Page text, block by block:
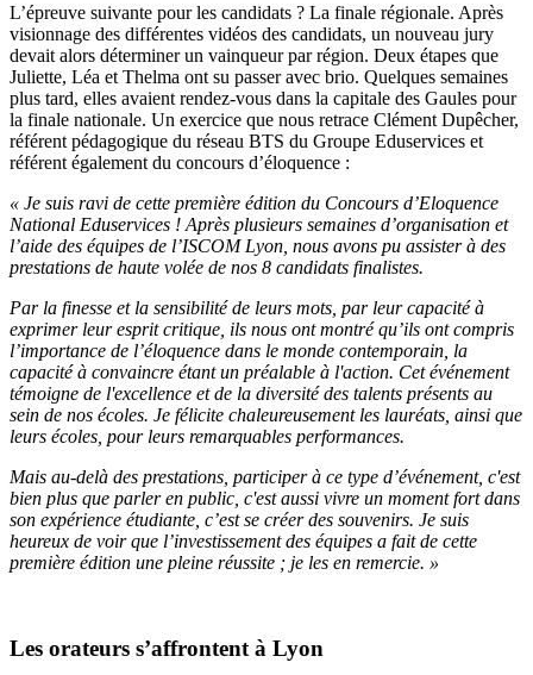
L’épreuve suivante pour les candidats ? La finale régionale. Après
visionnage des différentes vidéos des candidats, un nouveau jury
devait alors déterminer un vainqueur par région. Deux étapes que
Juliette, Léa et Thelma ont su passer avec brio. Quelques semaines
plus tard, elles avaient rendez-vous dans la capitale des Gaules pour
la finale nationale. Un exercice que nous retrace Clément Dupêcher,
référent pédagogique du réseau BTS du Groupe Eduservices et
référent également du concours d’éloquence :
« Je suis ravi de cette première édition du Concours d’Eloquence
National Eduservices ! Après plusieurs semaines d’organisation et
l’aide des équipes de l’ISCOM Lyon, nous avons pu assister à des
prestations de haute volée de nos 8 candidats finalistes.
Par la finesse et la sensibilité de leurs mots, par leur capacité à
exprimer leur esprit critique, ils nous ont montré qu’ils ont compris
l’importance de l’éloquence dans le monde contemporain, la
capacité à convaincre étant un préalable à l'action. Cet événement
témoigne de l'excellence et de la diversité des talents présents au
sein de nos écoles. Je félicite chaleureusement les lauréats, ainsi que
leurs écoles, pour leurs remarquables performances.
Mais au-delà des prestations, participer à ce type d’événement, c'est
bien plus que parler en public, c'est aussi vivre un moment fort dans
son expérience étudiante, c’est se créer des souvenirs. Je suis
heureux de voir que l’investissement des équipes a fait de cette
première édition une pleine réussite ; je les en remercie. »
Les orateurs s’affrontent à Lyon